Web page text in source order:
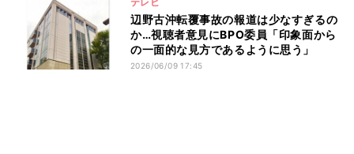
辺野古沖転覆事故の報道は少なすぎるの
か…視聴者意見にBPO委員「印象面から
の一面的な見方であるように思う」
2026/06/09 17:45